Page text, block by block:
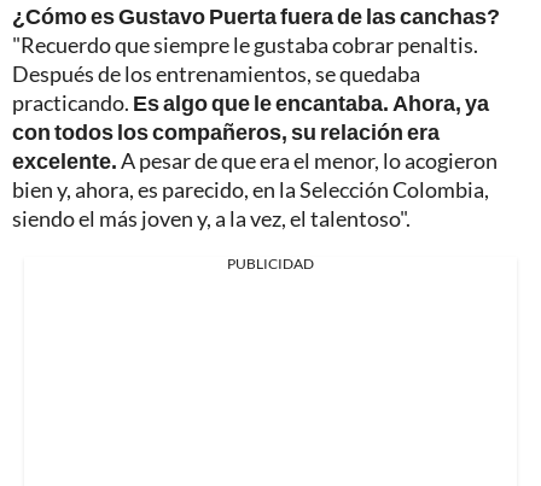
¿Cómo es Gustavo Puerta fuera de las canchas?
"Recuerdo que siempre le gustaba cobrar penaltis.
Después de los entrenamientos, se quedaba
practicando. Es algo que le encantaba. Ahora, ya
con todos los compañeros, su relación era
excelente.A pesar de que era el menor, lo acogieron
bien y, ahora, es parecido, en la Selección Colombia,
siendo el más joven y, a la vez, el talentoso".
PUBLICIDAD